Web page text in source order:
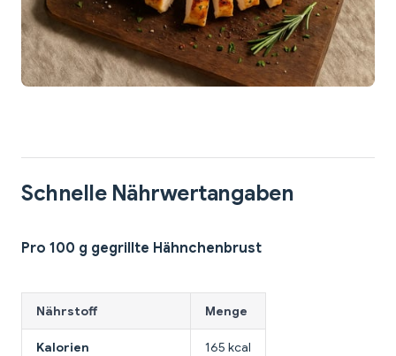
Schnelle Nährwertangaben
Pro 100 g gegrillte Hähnchenbrust
Nährstoff Menge
Kalorien 165 kcal